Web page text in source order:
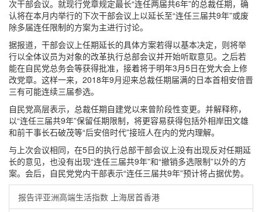
次干部会议。就现行党章规定最长“连任两届共6年”的总裁任期，确
认将在本月内举行的下次干部会议上以延长至“连任三届共9年”或废
除多届连任限制的方案为主进行讨论。
据报道，干部会议上任期延长的具体方案若得以基本决定，则将举
行以全体议员为对象的改革执行总部会议并开始听取意见。之后若
能在自民党总务会等获得批准，接着将于明年3月5日在党大会上修
改党章。这样一来，2018年9月迎来总裁任期届满的日本首相安倍晋
三有可能连续三届参选。
自民党高层表示，总裁任期自建党以来曾阶段性变更。并解释称，
以“连任三届共9年”保留任期限制，将更容易获得包括外相岸田文雄
和前干事长石破茂等“后安倍时代”接班人在内的党内理解。
与上次会议相同，在5日的执行总部干部会议上没有出现反对任期延
长的意见，也没有出现“连任三届共9年”和“撤销多选限制”以外的方
案。会后，自民党党内干部表示“连任三届共9年”预计将占据优势。
报告评亚洲高端生活指数 上海居首香港